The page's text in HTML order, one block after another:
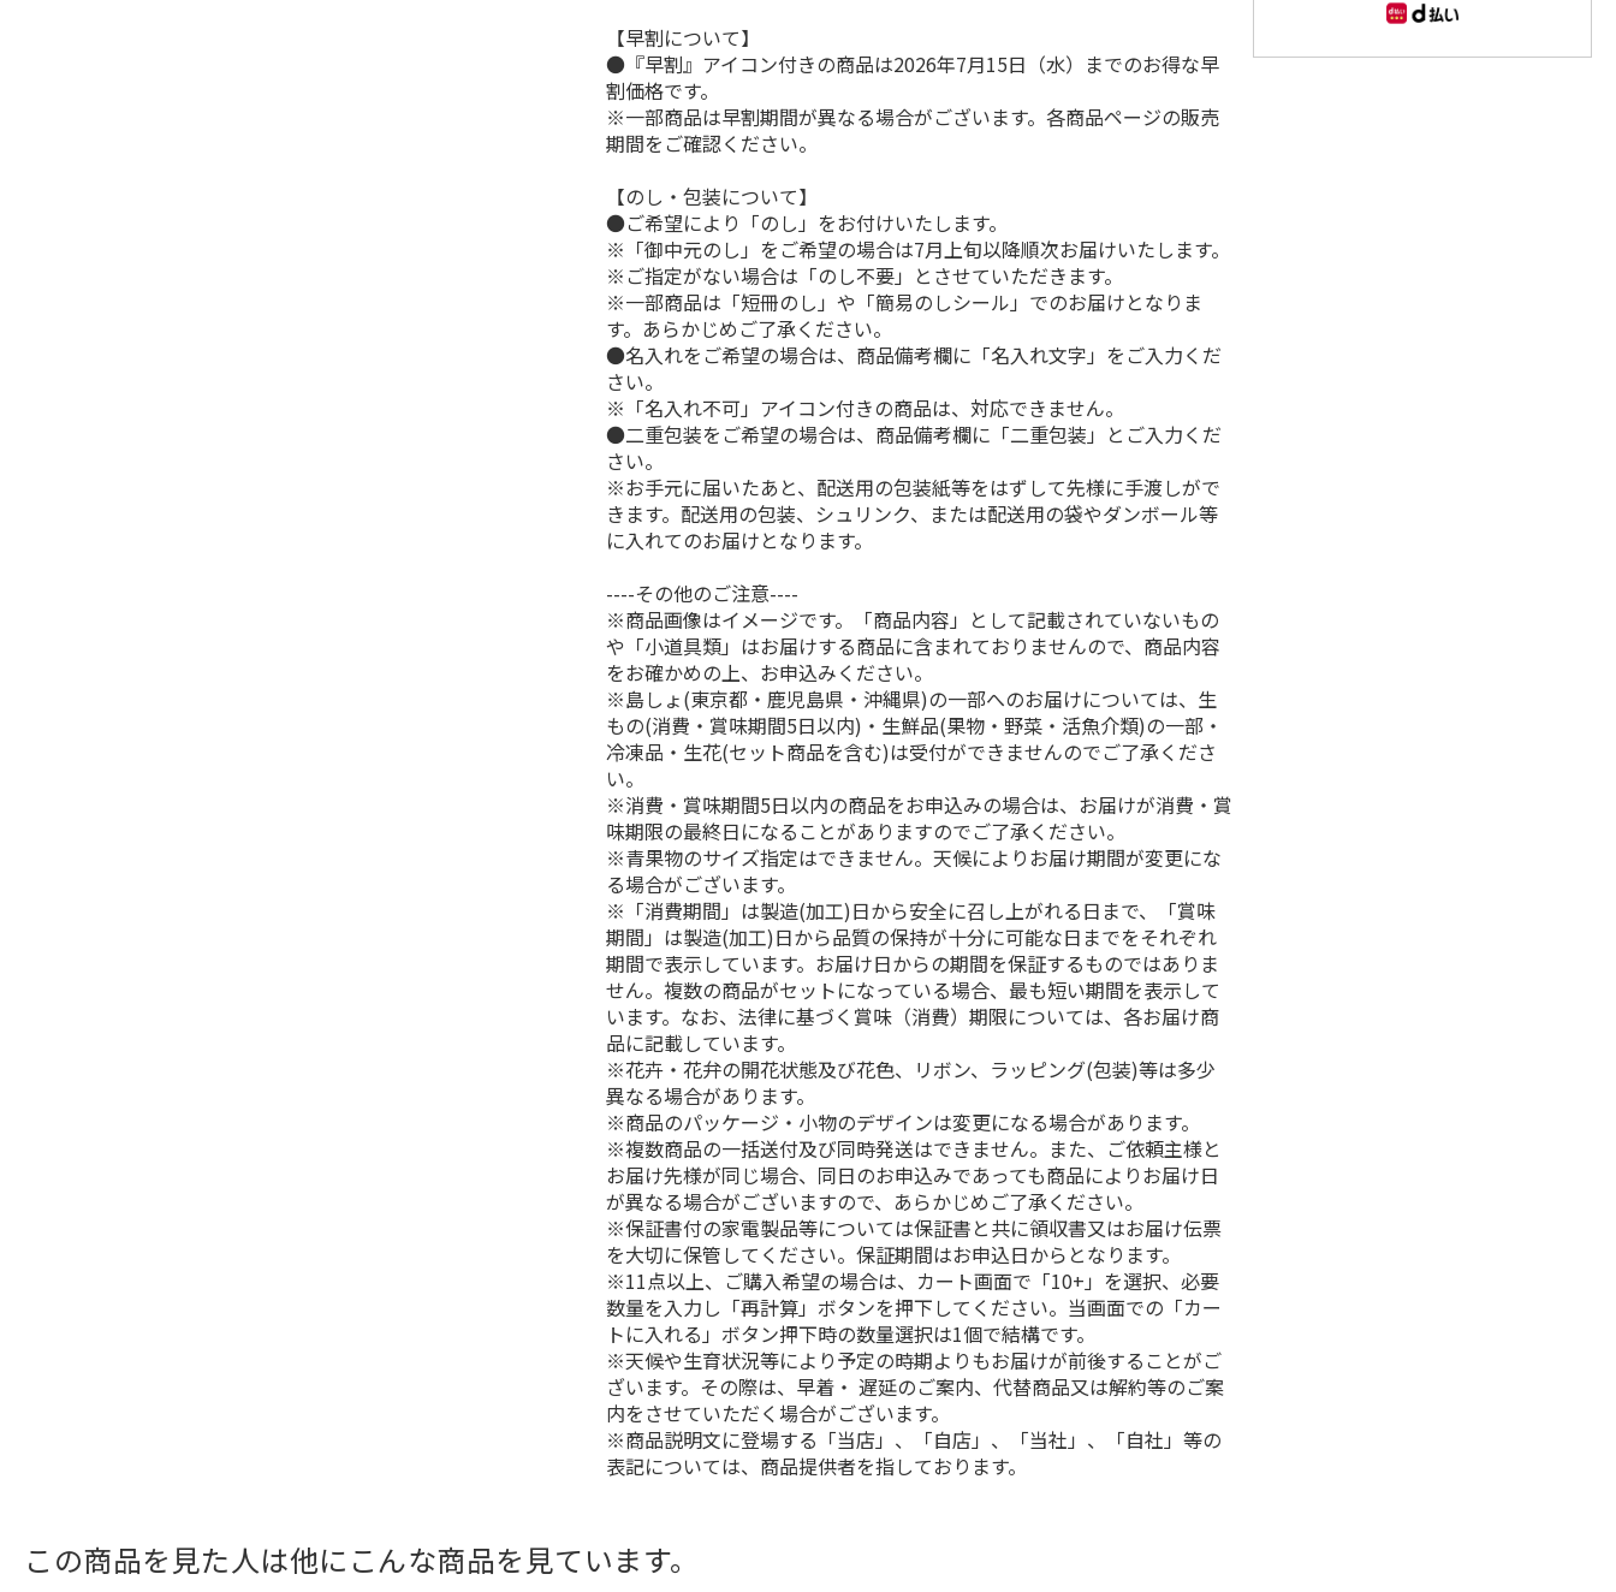
【早割について】
●『早割』アイコン付きの商品は2026年7月15日（水）までのお得な早
割価格です。
※一部商品は早割期間が異なる場合がございます。各商品ページの販売
期間をご確認ください。
【のし・包装について】
●ご希望により「のし」をお付けいたします。
※「御中元のし」をご希望の場合は7月上旬以降順次お届けいたします。
※ご指定がない場合は「のし不要」とさせていただきます。
※一部商品は「短冊のし」や「簡易のしシール」でのお届けとなりま
す。あらかじめご了承ください。
●名入れをご希望の場合は、商品備考欄に「名入れ文字」をご入力くだ
さい。
※「名入れ不可」アイコン付きの商品は、対応できません。
●二重包装をご希望の場合は、商品備考欄に「二重包装」とご入力くだ
さい。
※お手元に届いたあと、配送用の包装紙等をはずして先様に手渡しがで
きます。配送用の包装、シュリンク、または配送用の袋やダンボール等
に入れてのお届けとなります。
----その他のご注意----
※商品画像はイメージです。「商品内容」として記載されていないもの
や「小道具類」はお届けする商品に含まれておりませんので、商品内容
をお確かめの上、お申込みください。
※島しょ(東京都・鹿児島県・沖縄県)の一部へのお届けについては、生
もの(消費・賞味期間5日以内)・生鮮品(果物・野菜・活魚介類)の一部・
冷凍品・生花(セット商品を含む)は受付ができませんのでご了承くださ
い。
※消費・賞味期間5日以内の商品をお申込みの場合は、お届けが消費・賞
味期限の最終日になることがありますのでご了承ください。
※青果物のサイズ指定はできません。天候によりお届け期間が変更にな
る場合がございます。
※「消費期間」は製造(加工)日から安全に召し上がれる日まで、「賞味
期間」は製造(加工)日から品質の保持が十分に可能な日までをそれぞれ
期間で表示しています。お届け日からの期間を保証するものではありま
せん。複数の商品がセットになっている場合、最も短い期間を表示して
います。なお、法律に基づく賞味（消費）期限については、各お届け商
品に記載しています。
※花卉・花弁の開花状態及び花色、リボン、ラッピング(包装)等は多少
異なる場合があります。
※商品のパッケージ・小物のデザインは変更になる場合があります。
※複数商品の一括送付及び同時発送はできません。また、ご依頼主様と
お届け先様が同じ場合、同日のお申込みであっても商品によりお届け日
が異なる場合がございますので、あらかじめご了承ください。
※保証書付の家電製品等については保証書と共に領収書又はお届け伝票
を大切に保管してください。保証期間はお申込日からとなります。
※11点以上、ご購入希望の場合は、カート画面で「10+」を選択、必要
数量を入力し「再計算」ボタンを押下してください。当画面での「カー
トに入れる」ボタン押下時の数量選択は1個で結構です。
※天候や生育状況等により予定の時期よりもお届けが前後することがご
ざいます。その際は、早着・ 遅延のご案内、代替商品又は解約等のご案
内をさせていただく場合がございます。
※商品説明文に登場する「当店」、「自店」、「当社」、「自社」等の
表記については、商品提供者を指しております。
この商品を見た人は他にこんな商品を見ています。